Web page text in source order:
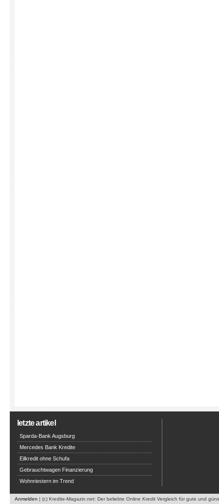
letzte artikel
Sparda-Bank Augsburg
Mercedes Bank Kredite
Eilkredit ohne Schufa
Gebrauchtwagen Finanzierung
Wohnriestern im Trend
Anmelden | (c) Kredite-Magazin.net: Der beliebte Online Kredit Vergleich für gute und